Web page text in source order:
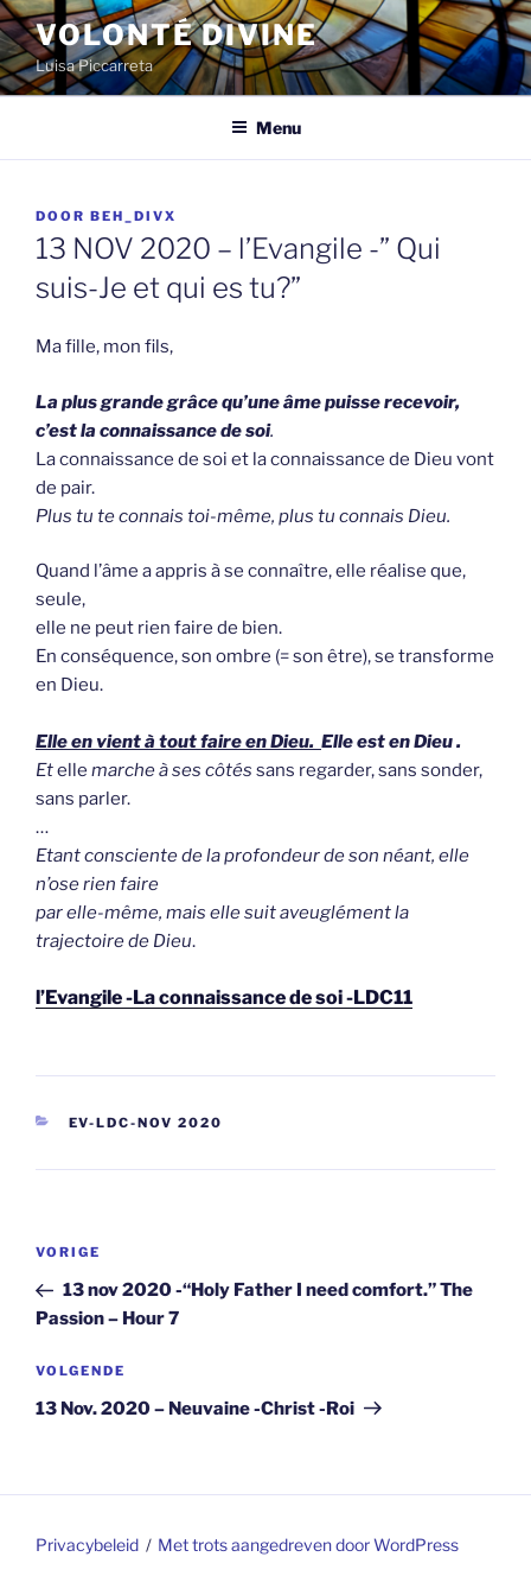
Spring
naar
de
inhoud
VOLONTÉ DIVINE
Luisa Piccarreta
Menu
GEPLAATST
OP
DOOR BEH_DIVX
13 NOV 2020 – l’Evangile -” Qui
suis-Je et qui es tu?”
Ma fille, mon fils,
La plus grande grâce qu’une âme puisse recevoir,
c’est la connaissance de soi.
La connaissance de soi et la connaissance de Dieu vont
de pair.
Plus tu te connais toi-même, plus tu connais Dieu.
Quand l’âme a appris à se connaître, elle réalise que,
seule,
elle ne peut rien faire de bien.
En conséquence, son ombre (= son être), se transforme
en Dieu.
Elle en vient à tout faire en Dieu. Elle est en Dieu .
Etelle marche à ses côtés sans regarder, sans sonder,
sans parler.
…
Etant consciente de la profondeur de son néant, elle
n’ose rien faire
par elle-même, mais elle suit aveuglément la
trajectoire de Dieu.
l’Evangile -La connaissance de soi -LDC11
CATEGORIEËN
EV-LDC-NOV 2020
Berichtnavigatie
Vorig
bericht
VORIGE
13 nov 2020 -“Holy Father I need comfort.” The
Passion – Hour 7
Volgend
bericht
VOLGENDE
13 Nov. 2020 – Neuvaine -Christ -Roi
Privacybeleid Met trots aangedreven door WordPress